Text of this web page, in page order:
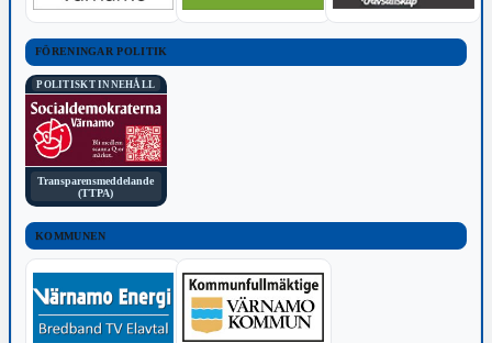
FÖRENINGAR POLITIK
POLITISKT INNEHÅLL
Transparensmeddelande
(TTPA)
KOMMUNEN